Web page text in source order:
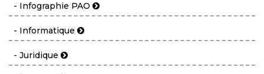
- Infographie PAO
- Informatique
- Juridique